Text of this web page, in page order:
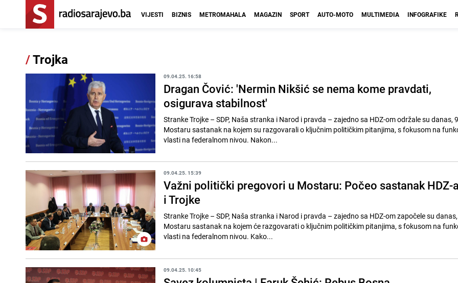
VIJESTI BIZNIS METROMAHALA MAGAZIN SPORT AUTO-MOTO MULTIMEDIA INFOGRAFIKE
/Trojka
09.04.25. 16:58
Dragan Čović: 'Nermin Nikšić se nema kome pravdati,
osigurava stabilnost'
Stranke Trojke – SDP, Naša stranka i Narod i pravda – zajedno sa HDZ-om održale su danas,
Mostaru sastanak na kojem su razgovarali o ključnim političkim pitanjima, s fokusom na
vlasti na federalnom nivou. Nakon...
09.04.25. 15:39
Važni politički pregovori u Mostaru: Počeo sastanak HDZ-a
i Trojke
Stranke Trojke – SDP, Naša stranka i Narod i pravda – zajedno sa HDZ-om započele su
Mostaru sastanak na kojem će razgovarati o ključnim političkim pitanjima, s fokusom na
vlasti na federalnom nivou. Kako...
09.04.25. 10:45